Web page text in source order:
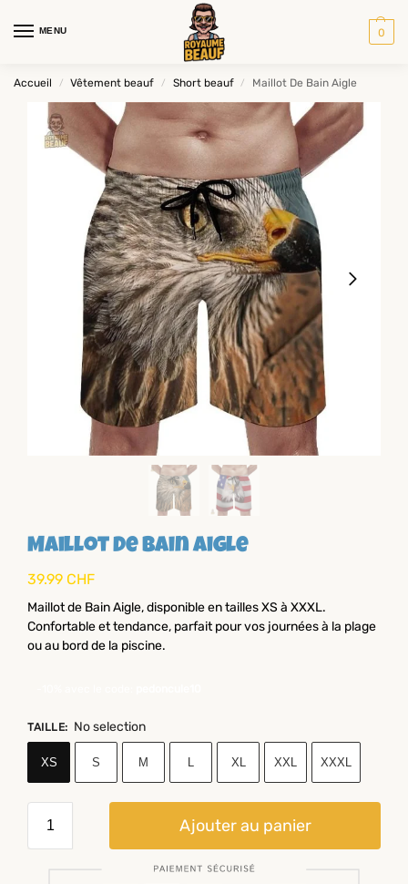
MENU 0
Accueil / Vêtement beauf / Short beauf / Maillot De Bain Aigle
Maillot De Bain Aigle
39.99 CHF
Maillot de Bain Aigle, disponible en tailles XS à XXXL.
Confortable et tendance, parfait pour vos journées à la plage
ou au bord de la piscine.
TAILLE: No selection
XS S M XL XXL XXXL
Ajouter au panier